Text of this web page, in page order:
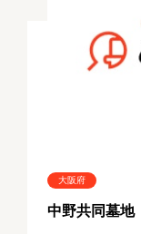
大阪府
中野共同墓地